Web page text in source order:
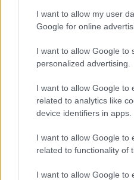
I want to allow my user
Google for online
I want to allow Google to
personalized advertising.
I want to allow Google to
related to analytics like
device identifiers in apps.
I want to allow Google to
related to functionality of
I want to allow Google to
Χρηματοδότηση 8 εκατ.
ενημέρωσης- Ξεκίνησε το
πενταετές πρόγραμμα
ενίσχυσης του Τύπου
Συμβούλιο - Πρόεδρος ο